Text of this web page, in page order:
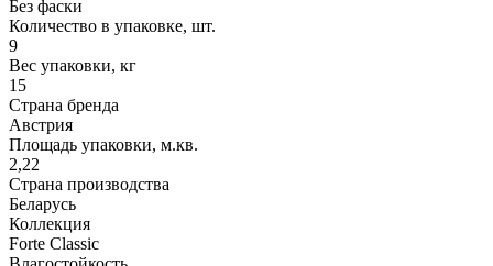
Без фаски
Количество в упаковке, шт.
9
Вес упаковки, кг
15
Страна бренда
Австрия
Площадь упаковки, м.кв.
2,22
Страна производства
Беларусь
Коллекция
Forte Classic